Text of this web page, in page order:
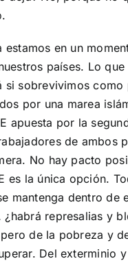
estamos en un
países. Lo que
si sobrevivimos como
por una marea
apuesta por la
de ambos
No hay pacto
es la única opción.
mantenga dentro de
¿habrá represalias y
de la pobreza y
Del exterminio